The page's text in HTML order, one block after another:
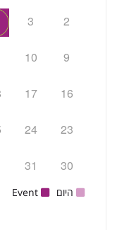
2
3
9
10
16
17
23
24
30
31
היום